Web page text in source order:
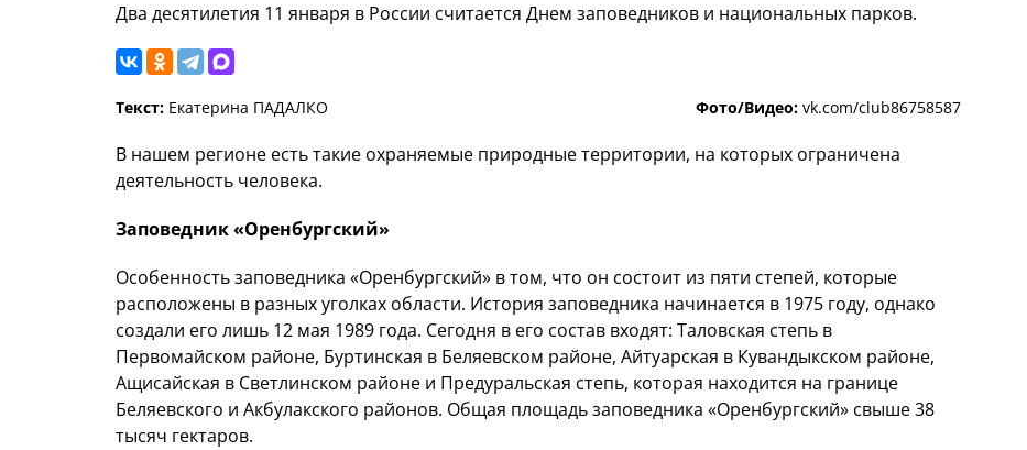
Два десятилетия 11 января в России считается Днем заповедников и национальных парков.
Текст: Екатерина ПАДАЛКО Фото/Видео: vk.com/club86758587
В нашем регионе есть такие охраняемые природные территории, на которых ограничена
деятельность человека.
Заповедник «Оренбургский»
Особенность заповедника «Оренбургский» в том, что он состоит из пяти степей, которые
расположены в разных уголках области. История заповедника начинается в 1975 году, однако
создали его лишь 12 мая 1989 года. Сегодня в его состав входят: Таловская степь в
Первомайском районе, Буртинская в Беляевском районе, Айтуарская в Кувандыкском районе,
Ащисайская в Светлинском районе и Предуральская степь, которая находится на границе
Беляевского и Акбулакского районов. Общая площадь заповедника «Оренбургский» свыше 38
тысяч гектаров.